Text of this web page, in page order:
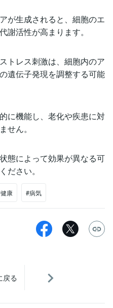
が生成されると、細胞のエ
謝活性が高まります。
トレス刺激は、細胞内のア
遺伝子発現を調整する可能
に機能し、老化や疾患に対
せん。
態によって効果が異なる可
ださい。
康 #病気
戻る